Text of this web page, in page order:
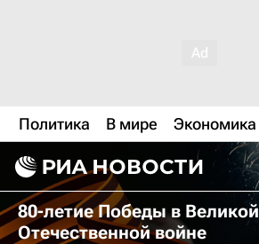
Политика В мире Экономика
80-летие Победы в Великой
Отечественной войне